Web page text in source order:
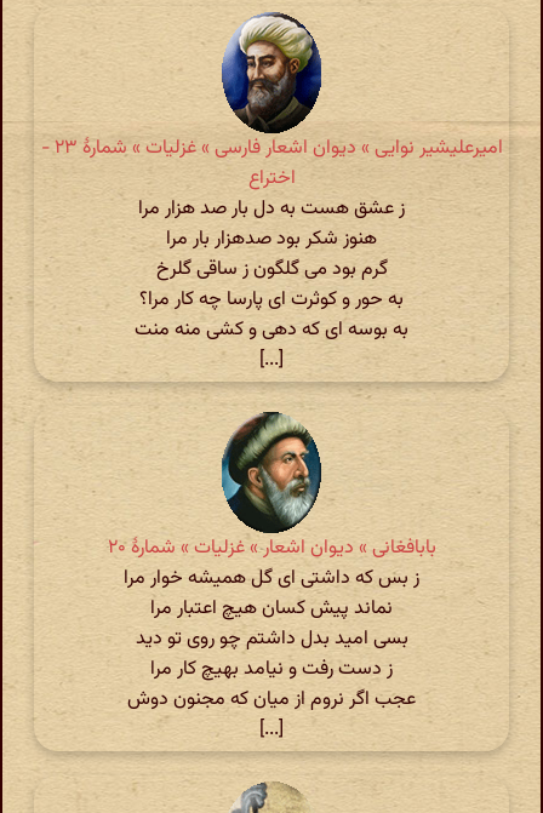
امیرعلیشیر نوایی » دیوان اشعار فارسی » غزلیات » شمارهٔ ۲۳ -
اختراع
ز عشق هست به دل بار صد هزار مرا
هنوز شکر بود صدهزار بار مرا
گرم بود می گلگون ز ساقی گلرخ
به حور و کوثرت ای پارسا چه کار مرا؟
به بوسه ای که دهی و کشی منه منت
[...]
بابافغانی » دیوان اشعار » غزلیات » شمارهٔ ۲۰
ز بس که داشتی ای گل همیشه خوار مرا
نماند پیش کسان هیچ اعتبار مرا
بسی امید بدل داشتم چو روی تو دید
ز دست رفت و نیامد بهیچ کار مرا
عجب اگر نروم از میان که مجنون دوش
[...]